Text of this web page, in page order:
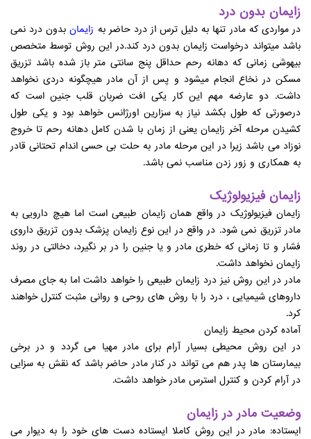
زایمان بدون درد
در مواردی که مادر تنها به دلیل ترس از درد حاضر به زایمان بدون درد نمی
باشد میتواند درخواست زایمان بدون درد کند.در این روش توسط متخصص
بیهوشی زمانی که دهانه رحم حداقل پنج سانتی متر باز شده باشد تزریق
مسکن در نخاع انجام میشود و پس از آن مادر هیچگونه دردی نخواهد
داشت. دو عارضه مهم این کار یکی افت ضربان قلب جنین است که
درصورتی که طول بکشد نیاز به سزارین اورژانس خواهد بود و یکی طول
کشیدن مرحله آخر زایمان یعنی از زمان با شدن کامل دهانه رحم تا خروج
نوزاد می باشد زیرا در این مرحله مادر به حلت بی حسی اندام تحتانی قادر
به همکاری و زور زدن مناسب نمی باشد.
زایمان فیزیولوژیک
زایمان فیزیولوژیک در واقع همان زایمان طبیعی است اما هیچ دارویی به
مادر تزریق نمی شود. در واقع در این نوع زایمان پزشک بدون تزریق داروی
فشار و تا زمانی که خطری مادر و یا جنین را در بر نگیرد، دخالتی در روند
زایمان نخواهد داشت.
مادر در این روش نیز درد زایمان طبیعی را خواهد داشت اما به جای مصرف
داروهای شیمیایی ، درد را با روش های روحی و روانی مثبت کنترل خواهند
کرد.
آماده کردن محیط زایمان
در این روش محیطی بسیار آرام برای مادر مهیا می گردد و در برخی
بیمارستان ها پدر هم می تواند در کنار مادر حاضر باشد که نقش به سزایی
در آرام کردن و کنترل استرس مادر خواهد داشت.
وضعیت مادر در زایمان
ایستاده: مادر در این روش کاملا ایستاده دست های خود را به دیوار می